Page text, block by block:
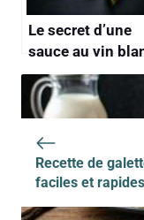
Le secret d’une
sauce au vin
pour poisson qui
soit légère et
parfumée
Recette de
faciles et rapides